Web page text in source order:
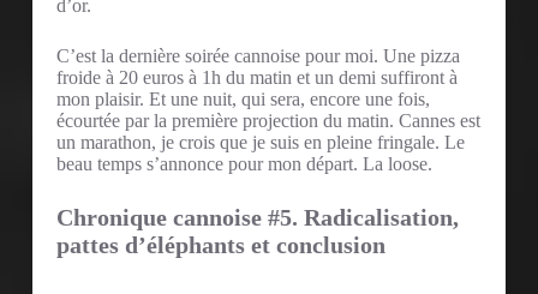
d’or.
C’est la dernière soirée cannoise pour moi. Une pizza
froide à 20 euros à 1h du matin et un demi suffiront à
mon plaisir. Et une nuit, qui sera, encore une fois,
écourtée par la première projection du matin. Cannes est
un marathon, je crois que je suis en pleine fringale. Le
beau temps s’annonce pour mon départ. La loose.
Chronique cannoise #5. Radicalisation,
pattes d’éléphants et conclusion